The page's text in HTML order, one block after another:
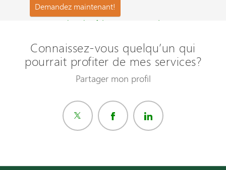
Questions les plus fréquemment posées ?
Connaissez-vous quelqu’un qui
pourrait profiter de mes services?
Partager mon profil